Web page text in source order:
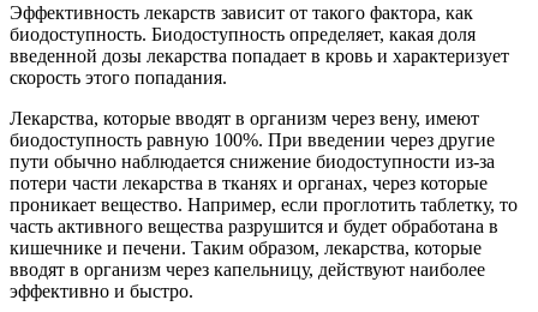
Эффективность лекарств зависит от такого фактора, как
биодоступность. Биодоступность определяет, какая доля
введенной дозы лекарства попадает в кровь и характеризует
скорость этого попадания.
Лекарства, которые вводят в организм через вену, имеют
биодоступность равную 100%. При введении через другие
пути обычно наблюдается снижение биодоступности из-за
потери части лекарства в тканях и органах, через которые
проникает вещество. Например, если проглотить таблетку, то
часть активного вещества разрушится и будет обработана в
кишечнике и печени. Таким образом, лекарства, которые
вводят в организм через капельницу, действуют наиболее
эффективно и быстро.